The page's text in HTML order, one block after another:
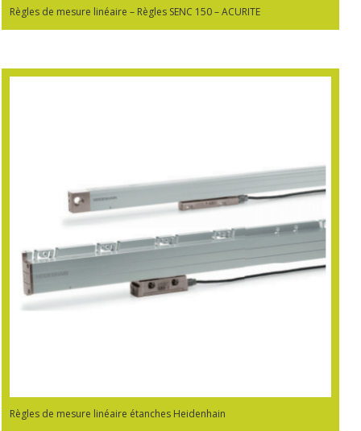
Règles de mesure linéaire – Règles SENC 150 – ACURITE
Règles de mesure linéaire étanches Heidenhain